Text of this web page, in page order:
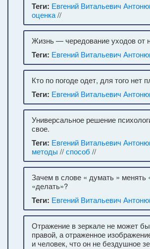
Теги: Евгений Витальевич
оценка//
Жизнь — чередование уходов от
Теги: Евгений Витальевич
Кто по погоде одет, для того нет
Теги: Евгений Витальевич
Универсальное решение
свое.
Теги: Евгений Витальевич
методы //способ //
Зачем в слове « думать »
«делать»?
Теги: Евгений Витальевич
Отражение в зеркале не может
правой, а отраженное
и человек, что он не бездушное